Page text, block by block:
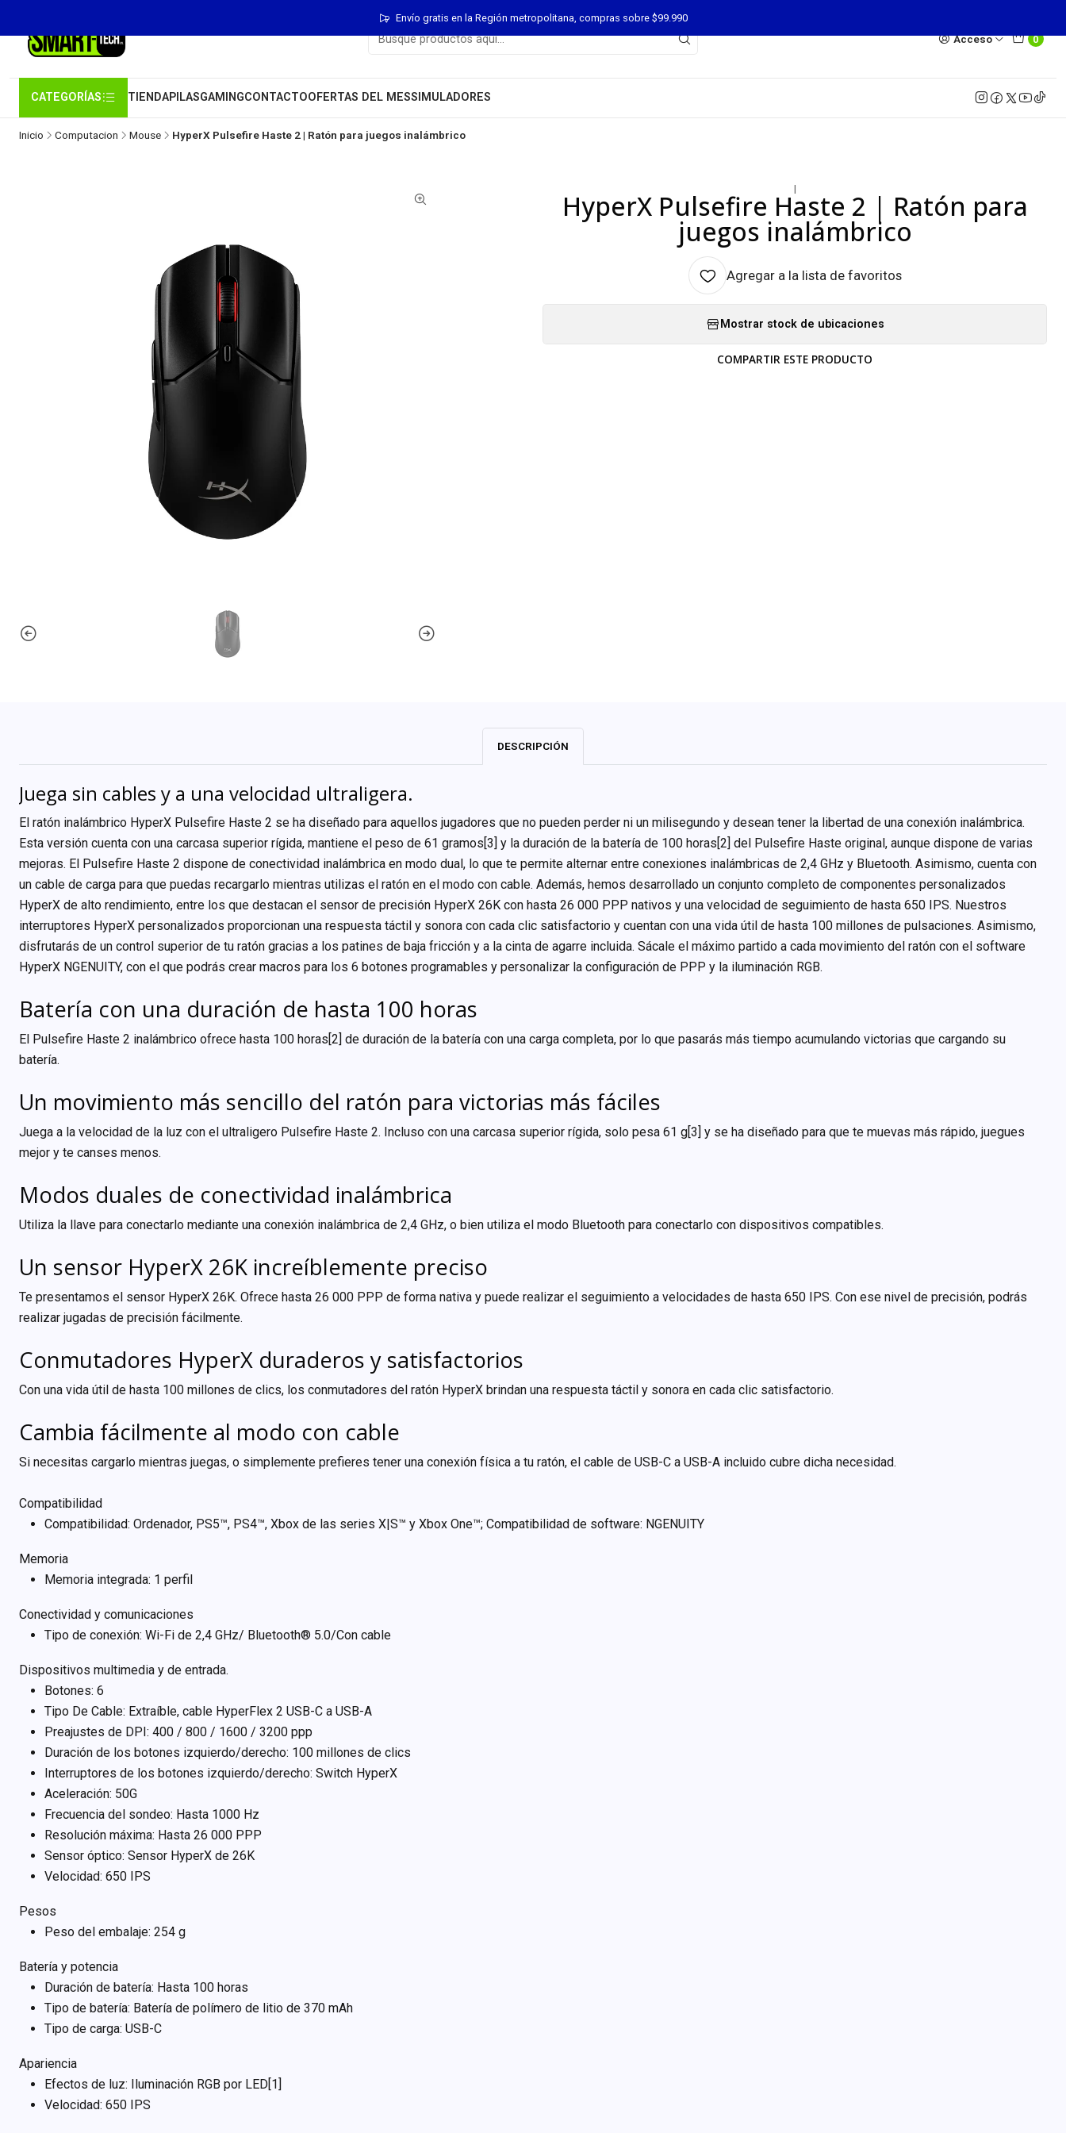
Acceso 0
CATEGORÍAS TIENDAPILASGAMINGCONTACTOOFERTAS DEL MESSIMULADORES
Envío gratis en la Región metropolitana, compras sobre $99.990
Inicio Computacion Mouse HyperX Pulsefire Haste 2 | Ratón para juegos inalámbrico
|
HyperX Pulsefire Haste 2 | Ratón para
juegos inalámbrico
Agregar a la lista de favoritos
Mostrar stock de ubicaciones
COMPARTIR ESTE PRODUCTO
DESCRIPCIÓN
Juega sin cables y a una velocidad ultraligera.
El ratón inalámbrico HyperX Pulsefire Haste 2 se ha diseñado para aquellos jugadores que no pueden perder ni un milisegundo y desean tener la libertad de una conexión inalámbrica.
Esta versión cuenta con una carcasa superior rígida, mantiene el peso de 61 gramos[3] y la duración de la batería de 100 horas[2] del Pulsefire Haste original, aunque dispone de varias
mejoras. El Pulsefire Haste 2 dispone de conectividad inalámbrica en modo dual, lo que te permite alternar entre conexiones inalámbricas de 2,4 GHz y Bluetooth. Asimismo, cuenta con
un cable de carga para que puedas recargarlo mientras utilizas el ratón en el modo con cable. Además, hemos desarrollado un conjunto completo de componentes personalizados
HyperX de alto rendimiento, entre los que destacan el sensor de precisión HyperX 26K con hasta 26 000 PPP nativos y una velocidad de seguimiento de hasta 650 IPS. Nuestros
interruptores HyperX personalizados proporcionan una respuesta táctil y sonora con cada clic satisfactorio y cuentan con una vida útil de hasta 100 millones de pulsaciones. Asimismo,
disfrutarás de un control superior de tu ratón gracias a los patines de baja fricción y a la cinta de agarre incluida. Sácale el máximo partido a cada movimiento del ratón con el software
HyperX NGENUITY, con el que podrás crear macros para los 6 botones programables y personalizar la configuración de PPP y la iluminación RGB.
Batería con una duración de hasta 100 horas
El Pulsefire Haste 2 inalámbrico ofrece hasta 100 horas[2] de duración de la batería con una carga completa, por lo que pasarás más tiempo acumulando victorias que cargando su
batería.
Un movimiento más sencillo del ratón para victorias más fáciles
Juega a la velocidad de la luz con el ultraligero Pulsefire Haste 2. Incluso con una carcasa superior rígida, solo pesa 61 g[3] y se ha diseñado para que te muevas más rápido, juegues
mejor y te canses menos.
Modos duales de conectividad inalámbrica
Utiliza la llave para conectarlo mediante una conexión inalámbrica de 2,4 GHz, o bien utiliza el modo Bluetooth para conectarlo con dispositivos compatibles.
Un sensor HyperX 26K increíblemente preciso
Te presentamos el sensor HyperX 26K. Ofrece hasta 26 000 PPP de forma nativa y puede realizar el seguimiento a velocidades de hasta 650 IPS. Con ese nivel de precisión, podrás
realizar jugadas de precisión fácilmente.
Conmutadores HyperX duraderos y satisfactorios
Con una vida útil de hasta 100 millones de clics, los conmutadores del ratón HyperX brindan una respuesta táctil y sonora en cada clic satisfactorio.
Cambia fácilmente al modo con cable
Si necesitas cargarlo mientras juegas, o simplemente prefieres tener una conexión física a tu ratón, el cable de USB-C a USB-A incluido cubre dicha necesidad.
Compatibilidad
Compatibilidad: Ordenador, PS5™, PS4™, Xbox de las series X|S™ y Xbox One™; Compatibilidad de software: NGENUITY
Memoria
Memoria integrada: 1 perfil
Conectividad y comunicaciones
Tipo de conexión: Wi-Fi de 2,4 GHz/ Bluetooth® 5.0/Con cable
Dispositivos multimedia y de entrada.
Botones: 6
Tipo De Cable: Extraíble, cable HyperFlex 2 USB-C a USB-A
Preajustes de DPI: 400 / 800 / 1600 / 3200 ppp
Duración de los botones izquierdo/derecho: 100 millones de clics
Interruptores de los botones izquierdo/derecho: Switch HyperX
Aceleración: 50G
Frecuencia del sondeo: Hasta 1000 Hz
Resolución máxima: Hasta 26 000 PPP
Sensor óptico: Sensor HyperX de 26K
Velocidad: 650 IPS
Pesos
Peso del embalaje: 254 g
Batería y potencia
Duración de batería: Hasta 100 horas
Tipo de batería: Batería de polímero de litio de 370 mAh
Tipo de carga: USB-C
Apariencia
Efectos de luz: Iluminación RGB por LED[1]
Velocidad: 650 IPS